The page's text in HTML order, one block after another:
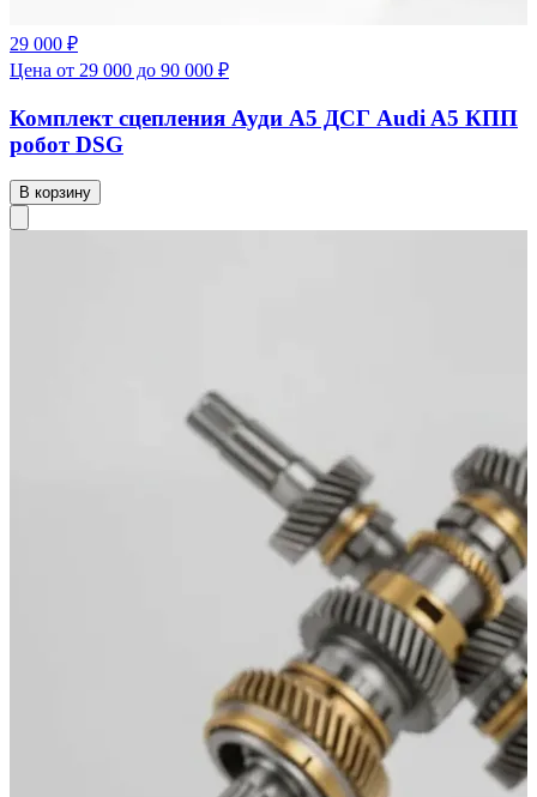
29 000 ₽
Цена от 29 000 до 90 000 ₽
Комплект сцепления Ауди А5 ДСГ Audi A5 КПП
робот DSG
В корзину